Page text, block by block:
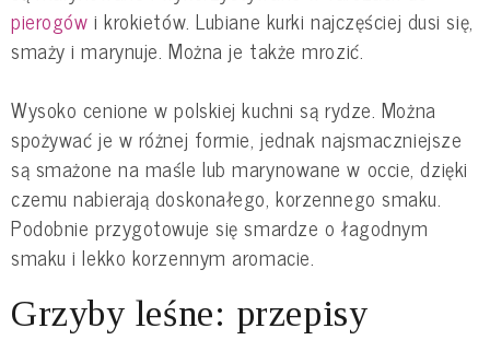
pierogów i krokietów. Lubiane kurki najczęściej dusi się,
smaży i marynuje. Można je także mrozić.
Wysoko cenione w polskiej kuchni są rydze. Można
spożywać je w różnej formie, jednak najsmaczniejsze
są smażone na maśle lub marynowane w occie, dzięki
czemu nabierają doskonałego, korzennego smaku.
Podobnie przygotowuje się smardze o łagodnym
smaku i lekko korzennym aromacie.
Grzyby leśne: przepisy